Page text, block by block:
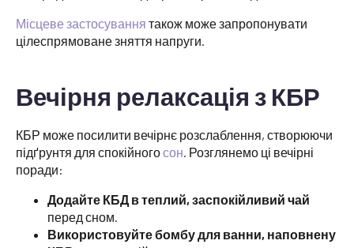
Місцеве застосування також може запропонувати
цілеспрямоване зняття напруги.
Вечірня релаксація з КБР
КБР може посилити вечірнє розслаблення, створюючи
підґрунтя для спокійногосон. Розглянемо ці вечірні
поради:
Додайте КБД в теплий, заспокійливий чай
перед сном.
Використовуйте бомбу для ванни, наповнену